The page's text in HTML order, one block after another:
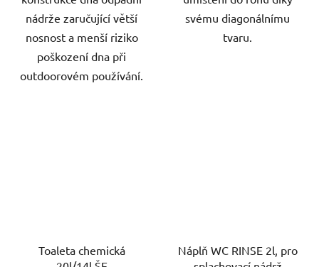
nádrže zaručující větší
nosnost a menší riziko
poškození dna při
outdoorovém používání.
svému diagonálnímu
tvaru.
Toaleta chemická
Náplň WC RINSE 2l, pro